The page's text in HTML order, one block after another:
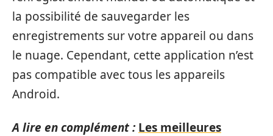
la possibilité de sauvegarder les
enregistrements sur votre appareil ou dans
le nuage. Cependant, cette application n’est
pas compatible avec tous les appareils
Android.
A lire en complément : Les meilleures